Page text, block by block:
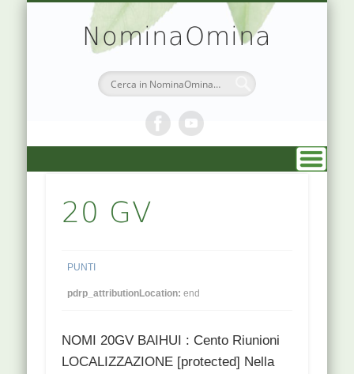
NominaOmina
HOME
CHI SONO
MEDICINA CINESE
SIMBOLOGIA
ATLANTE PUNTI
TEORIA & APPUNTI
DR. AGO
PRENOTAZIONI
20 GV
PUNTI
pdrp_attributionLocation: end
NOMI 20GV BAIHUI : Cento Riunioni
LOCALIZZAZIONE [protected] Nella